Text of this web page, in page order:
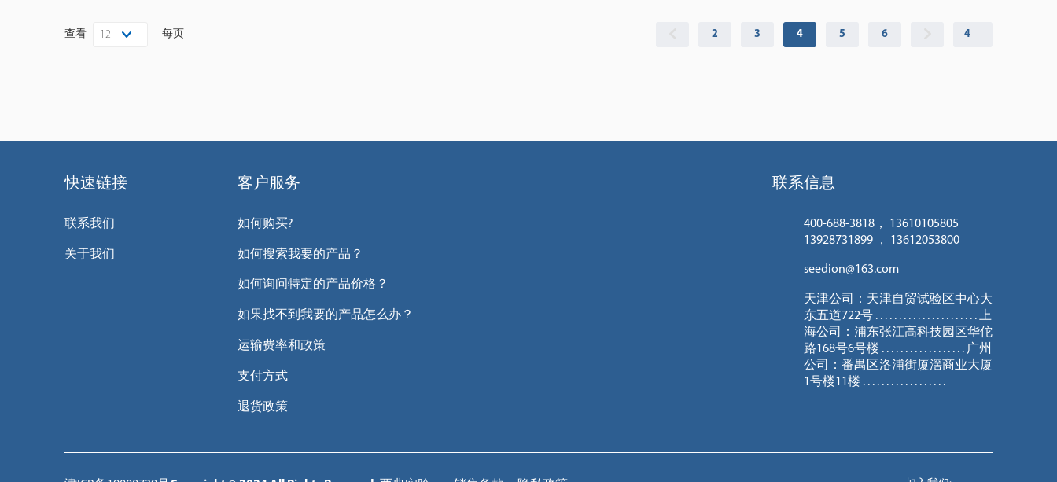
查看 12 每页 2 3 4 5 6
快速链接
联系我们
关于我们
客户服务
如何购买?
如何搜索我要的产品？
如何询问特定的产品价格？
如果找不到我要的产品怎么办？
运输费率和政策
支付方式
退货政策
联系信息
400-688-3818， 13610105805
13928731899 ， 13612053800
seedion@163.com
天津公司：天津自贸试验区中心大
东五道722号 . . . . . . . . . . . . . . . . . . . . . . 上
海公司：浦东张江高科技园区华佗
路168号6号楼 . . . . . . . . . . . . . . . . . . 广州
公司：番禺区洛浦街厦滘商业大厦
1号楼11楼 . . . . . . . . . . . . . . . . . .